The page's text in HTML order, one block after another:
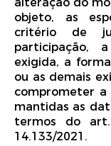
Nacional de
www.bnc.org.br.
Local para
seus anexos
do Município de
https://
bem como na
endereço
Informações,
poderão ser
especialmente por
objeto, as
critério de
participação,
exigida, a
ou as demais
comprometer a
mantidas as
termos do
14.133/2021.